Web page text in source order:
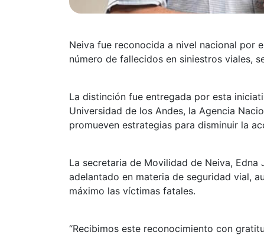
Neiva fue reconocida a nivel nacional por
número de fallecidos en siniestros viales,
La distinción fue entregada por esta
Universidad de los Andes, la Agencia
promueven estrategias para disminuir la
La secretaria de Movilidad de Neiva,
adelantado en materia de seguridad vial,
máximo las víctimas fatales.
“Recibimos este reconocimiento con